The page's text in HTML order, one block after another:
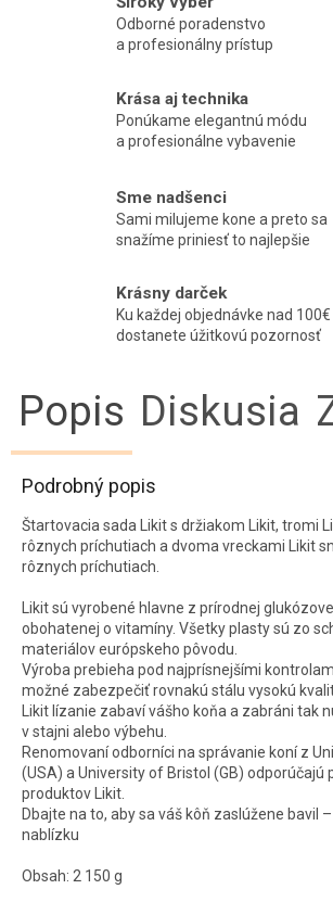
Odborné poradenstvo
a profesionálny prístup
Krása aj technika
Ponúkame elegantnú módu
a profesionálne vybavenie
Sme nadšenci
Sami milujeme kone a preto sa
snažíme priniesť to najlepšie
Krásny darček
Ku každej objednávke nad 100€
dostanete úžitkovú pozornosť
Popis Diskusia
Podrobný popis
Štartovacia sada Likit s držiakom Likit, tromi
rôznych príchutiach a dvoma vreckami Likit
rôznych príchutiach.
Likit sú vyrobené hlavne z prírodnej
obohatenej o vitamíny. Všetky plasty sú zo
materiálov európskeho pôvodu.
Výroba prebieha pod najprísnejšími
možné zabezpečiť rovnakú stálu vysokú
Likit lízanie zabaví vášho koňa a zabráni tak
v stajni alebo výbehu.
Renomovaní odborníci na správanie koní z
(USA) a University of Bristol (GB) odporúčajú
produktov Likit.
Dbajte na to, aby sa váš kôň zaslúžene bavil
nablízku
Obsah: 2 150 g